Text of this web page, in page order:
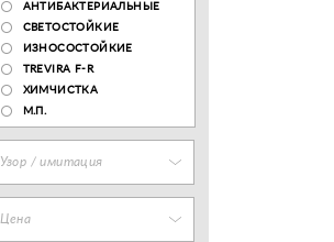
АНТИБАКТЕРИАЛЬНЫЕ
СВЕТОСТОЙКИЕ
ИЗНОСОСТОЙКИЕ
TREVIRA F-R
ХИМЧИСТКА
М.П.
Узор / имитация
Цена